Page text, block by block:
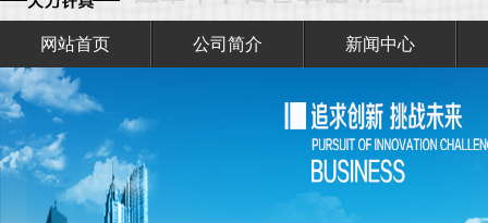
网站首页 公司简介 新闻中心